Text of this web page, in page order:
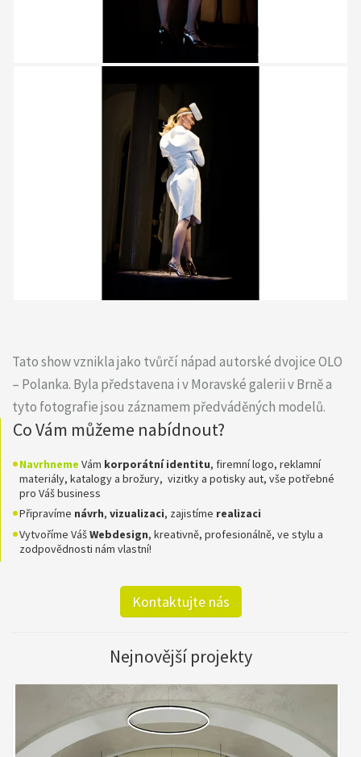
Tato show vznikla jako tvůrčí nápad autorské dvojice OLO
– Polanka. Byla představena i v Moravské galerii v Brně a
tyto fotografie jsou záznamem předváděných modelů.
Co Vám můžeme nabídnout?
Navrhneme Vám korporátní identitu, firemní logo, reklamní
materiály, katalogy a brožury, vizitky a potisky aut, vše potřebné
pro Váš business
Připravíme návrh, vizualizaci, zajistíme realizaci
Vytvoříme VášWebdesign, kreativně, profesionálně, ve stylu a
zodpovědnosti nám vlastní!
Kontaktujte nás
Nejnovější projekty